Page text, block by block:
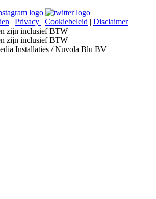
| Privacy | Cookiebeleid | Disclaimer
zijn inclusief BTW
zijn inclusief BTW
Installaties / Nuvola Blu BV